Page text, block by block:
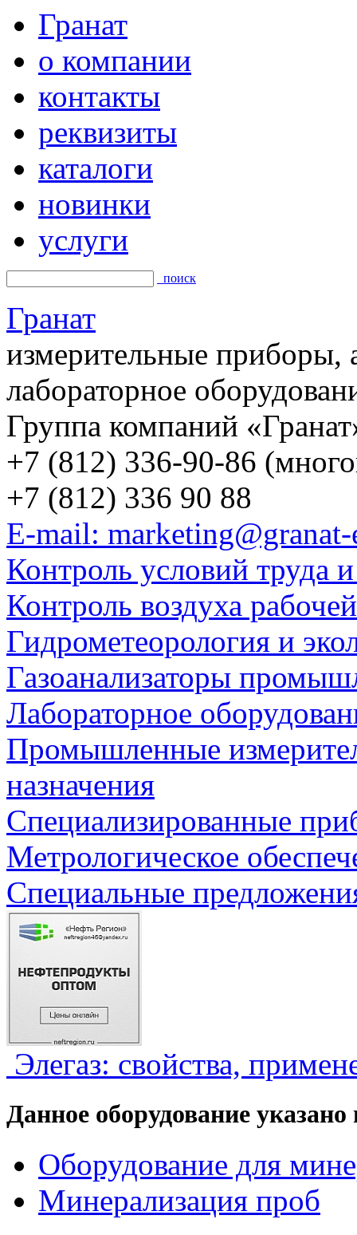
Гранат
о компании
контакты
реквизиты
каталоги
новинки
услуги
поиск
Гранат
измерительные приборы,
лабораторное
Группа компаний
+7 (812) 336-90-86
+7 (812) 336 90 88
E-mail:
Контроль условий труда
Контроль воздуха
Гидрометеорология и
Газоанализаторы
Лабораторное
Промышленные
назначения
Специализированные
Метрологическое
Специальные
Элегаз: свойства,
Данное оборудование
Оборудование для
Минерализация проб